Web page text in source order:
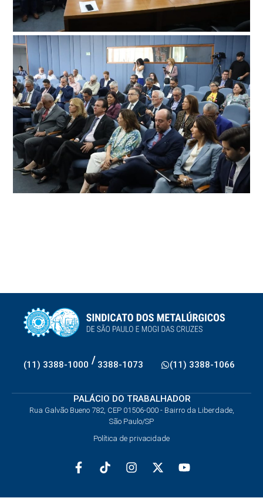
(11) 3388-1000 / 3388-1073 (11) 3388-1066
PALÁCIO DO TRABALHADOR
Rua Galvão Bueno 782, CEP 01506-000 - Bairro da Liberdade,
São Paulo/SP
Política de privacidade